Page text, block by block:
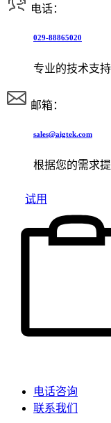
电话：
029-88865020
专业的技术支
邮箱：
sales@aigtek.com
根据您的需求
试用
电话咨询
联系我们